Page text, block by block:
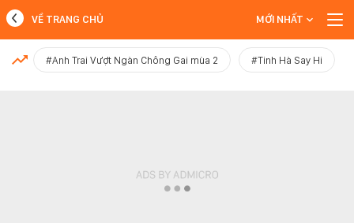
MỚI NHẤT
VỀ TRANG CHỦ MỚI NHẤT
#Anh Trai Vượt Ngàn Chông Gai mùa 2 #Tinh Hà Say Hi